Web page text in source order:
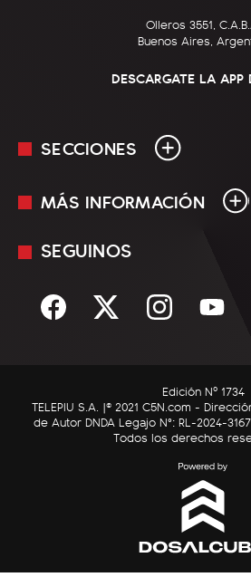
Olleros 3551,
Buenos Aires,
DESCARGATE LA APP
SECCIONES
En Vivo
Sociedad
C5N Autos
RatingCero
MÁS INFORMACIÓN
Mediakit
Términos y condiciones
SEGUINOS
Edición Nº 1734
TELEPIU S.A. |© 2021 C5N.com -
de Autor DNDA Legajo N°: RL-2024-
Todos los derechos